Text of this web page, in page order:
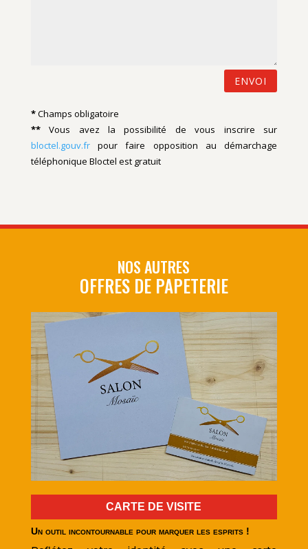
ENVOI
*Champs obligatoire
**Vous avez la possibilité de vous inscrire sur
bloctel.gouv.frpour faire opposition au démarchage
téléphonique Bloctel est gratuit
NOS AUTRES
OFFRES DE PAPETERIE
CARTE DE VISITE
Un outil incontournable pour marquer les esprits !